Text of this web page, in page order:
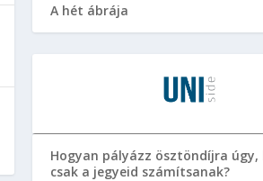
A hét ábrája
Hogyan pályázz ösztöndíjra úgy,
csak a jegyeid számítsanak?